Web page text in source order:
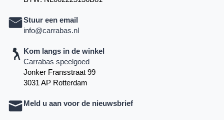
Stuur een email
info@carrabas.nl
Kom langs in de winkel
Carrabas speelgoed
Jonker Fransstraat 99
3031 AP Rotterdam
Meld u aan voor de nieuwsbrief